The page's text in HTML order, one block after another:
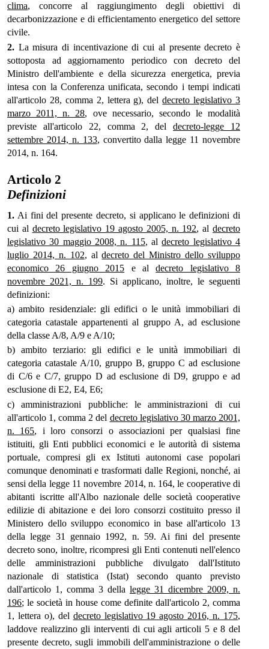
clima, concorre al raggiungimento degli obiettivi di
decarbonizzazione e di efficientamento energetico del settore
civile.
2. La misura di incentivazione di cui al presente decreto è
sottoposta ad aggiornamento periodico con decreto del
Ministro dell'ambiente e della sicurezza energetica, previa
intesa con la Conferenza unificata, secondo i tempi indicati
all'articolo 28, comma 2, lettera g), deldecreto legislativo 3
marzo 2011, n. 28, ove necessario, secondo le modalità
previste all'articolo 22, comma 2, deldecreto-legge 12
settembre 2014, n. 133, convertito dalla legge 11 novembre
2014, n. 164.
Articolo 2
Definizioni
1. Ai fini del presente decreto, si applicano le definizioni di
cui al decreto legislativo 19 agosto 2005, n. 192, aldecreto
legislativo 30 maggio 2008, n. 115, aldecreto legislativo 4
luglio 2014, n. 102, aldecreto del Ministro dello sviluppo
economico 26 giugno 2015 e aldecreto legislativo 8
novembre 2021, n. 199. Si applicano, inoltre, le seguenti
definizioni:
a) ambito residenziale: gli edifici o le unità immobiliari di
categoria catastale appartenenti al gruppo A, ad esclusione
della classe A/8, A/9 e A/10;
b) ambito terziario: gli edifici e le unità immobiliari di
categoria catastale A/10, gruppo B, gruppo C ad esclusione
di C/6 e C/7, gruppo D ad esclusione di D9, gruppo e ad
esclusione di E2, E4, E6;
c) amministrazioni pubbliche: le amministrazioni di cui
all'articolo 1, comma 2 del decreto legislativo 30 marzo 2001,
n. 165, i loro consorzi o associazioni per qualsiasi fine
istituiti, gli Enti pubblici economici e le autorità di sistema
portuale, compresi gli ex Istituti autonomi case popolari
comunque denominati e trasformati dalle Regioni, nonché, ai
sensi della legge 11 novembre 2014, n. 164, le cooperative di
abitanti iscritte all'Albo nazionale delle società cooperative
edilizie di abitazione e dei loro consorzi costituito presso il
Ministero dello sviluppo economico in base all'articolo 13
della legge 31 gennaio 1992, n. 59. Ai fini del presente
decreto sono, inoltre, ricompresi gli Enti contenuti nell'elenco
delle amministrazioni pubbliche divulgato dall'Istituto
nazionale di statistica (Istat) secondo quanto previsto
dall'articolo 1, comma 3 della legge 31 dicembre 2009, n.
196; le società in house come definite dall'articolo 2, comma
1, lettera o), del decreto legislativo 19 agosto 2016, n. 175,
laddove realizzino gli interventi di cui agli articoli 5 e 8 del
presente decreto, sugli immobili dell'amministrazione o delle